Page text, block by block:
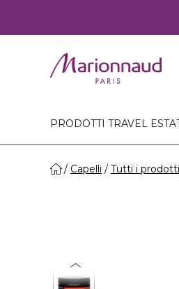
PRODOTTI TRAVEL
Capelli Tutti i